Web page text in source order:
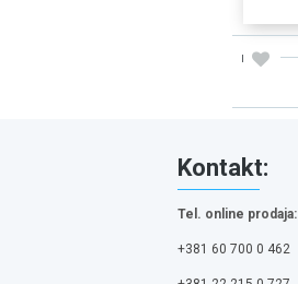
Kontakt:
Tel. online prodaja:
+381 60 700 0 462